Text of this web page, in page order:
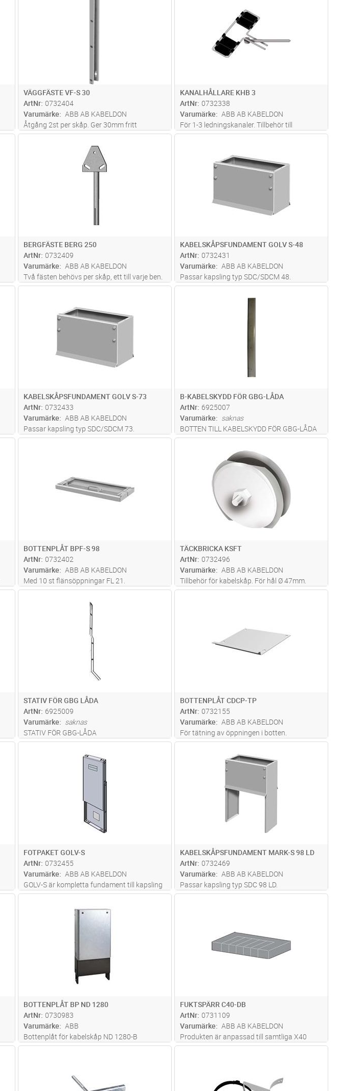
VÄGGFÄSTE VF-S 30
ArtNr 0732404
Varumärke
ABB AB KABELDON
Åtgång 2st per skåp. Ger 30mm fritt
utrymme bakom skåp. För kapsling
KANALHÅLLARE KHB 3
ArtNr 0732338
Varumärke
ABB AB KABELDON
För 1-3 ledningskanaler. Tillbehör till
stolpskåp CDCP.
Lägg i kundvagn
BERGFÄSTE BERG 250
ArtNr 0732409
Varumärke
ABB AB KABELDON
Två fästen behövs per skåp, ett till varje ben.
KABELSKÅPSFUNDAMENT GOLV S-48
ArtNr 0732431
Varumärke
ABB AB KABELDON
Passar kapsling typ SDC/SDCM 48.
KABELSKÅPSFUNDAMENT GOLV S-73
ArtNr 0732433
Varumärke
ABB AB KABELDON
Passar kapsling typ SDC/SDCM 73.
Lägg i kundvagn
B-KABELSKYDD FÖR GBG-LÅDA
ArtNr 6925007
Varumärke
saknas
BOTTEN TILL KABELSKYDD FÖR GBG-LÅDA
BOTTENPLÅT BPF-S 98
ArtNr 0732402
Varumärke
ABB AB KABELDON
Med 10 st flänsöppningar FL 21.
Lägg i kundvagn
TÄCKBRICKA KSFT
ArtNr 0732496
Varumärke
ABB AB KABELDON
Tillbehör för kabelskåp. För hål Ø 47mm.
Lägg i kundvagn
STATIV FÖR GBG LÅDA
ArtNr 6925009
Varumärke
saknas
STATIV FÖR GBG-LÅDA
BOTTENPLÅT CDCP-TP
ArtNr 0732155
Varumärke
ABB AB KABELDON
För tätning av öppningen i botten.
Lägg i kundvagn
FOTPAKET GOLV-S
ArtNr 0732455
Varumärke
ABB AB KABELDON
GOLV-S är kompletta fundament till kapsling
SDC/SDCM för uppställning på golv.
KABELSKÅPSFUNDAMENT MARK-S 98 LD
ArtNr 0732469
Varumärke
ABB AB KABELDON
Passar kapsling typ SDC 98 LD.
BOTTENPLÅT BP ND 1280
ArtNr 0730983
Varumärke
ABB
Bottenplåt för kabelskåp ND 1280-B
FUKTSPÄRR C40-DB
ArtNr 0731109
Varumärke
ABB AB KABELDON
Produkten är anpassad till samtliga X40
kapslingar i CDC-serien